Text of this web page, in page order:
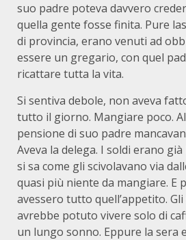
suo padre poteva davvero
quella gente fosse finita. Pure
di provincia, erano venuti ad
essere un gregario, con quel
ricattare tutta la vita.
Si sentiva debole, non aveva
tutto il giorno. Mangiare poco.
pensione di suo padre
Aveva la delega. I soldi erano
si sa come gli scivolavano via
quasi più niente da mangiare. E
avessero tutto quell’appetito.
avrebbe potuto vivere solo di
un lungo sonno. Eppure la sera